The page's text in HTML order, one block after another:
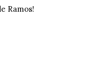
Ramos!